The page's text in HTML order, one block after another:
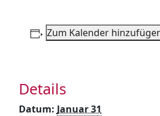
Zum Kalender
Details
Datum: Januar 31